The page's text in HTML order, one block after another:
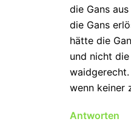
die Gans
die Gans
hätte die
und nicht
wenn keiner
Antworten